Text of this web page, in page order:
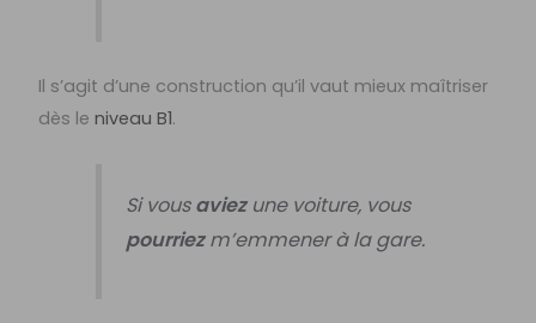
Il s’agit d’une construction qu’il vaut mieux maîtriser
dès leniveau B1.
Si vousaviezune voiture, vous
pourriezm’emmener à la gare.